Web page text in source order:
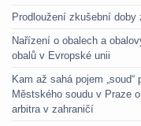
Prodloužení zkušební
Nařízení o obalech a
obalů v Evropské unii
Kam až sahá pojem
Městského soudu v Praze
arbitra v zahraničí